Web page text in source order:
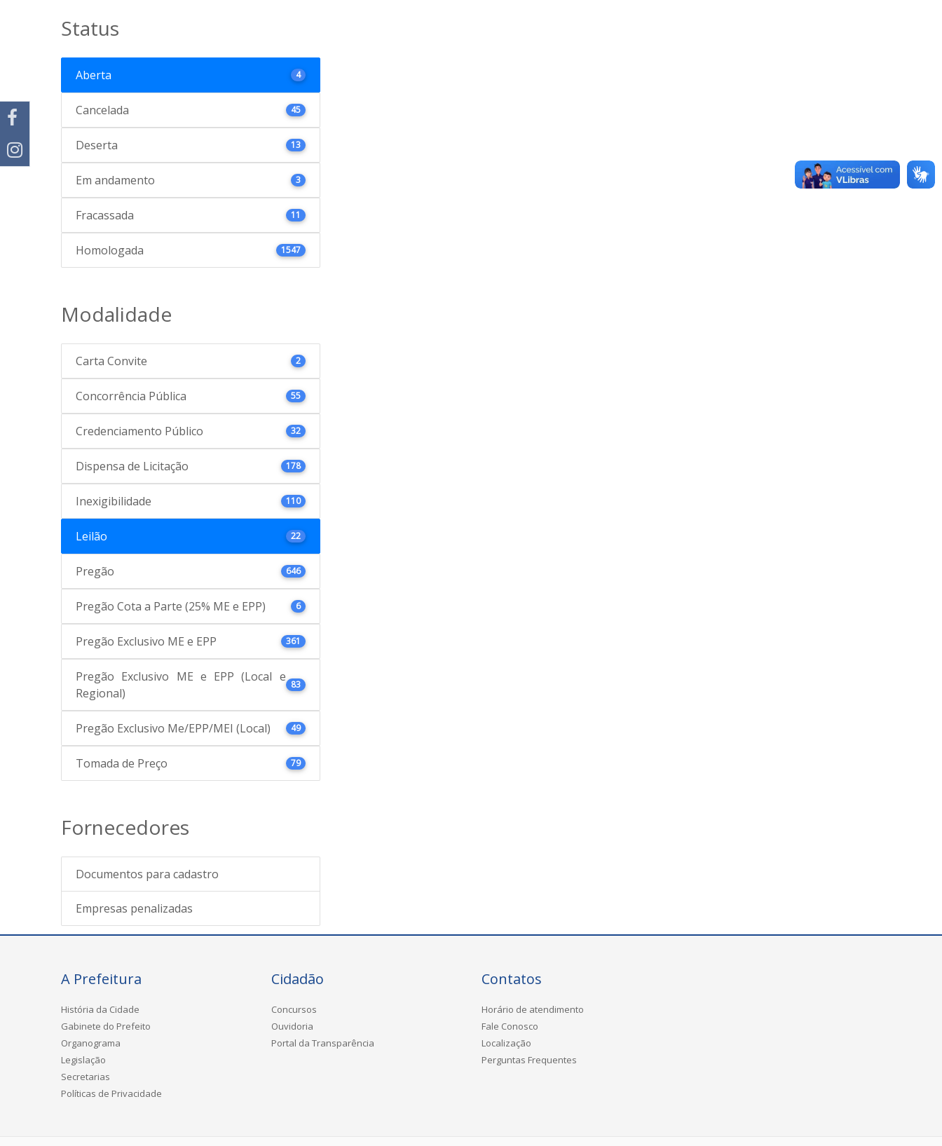
Status
Aberta 4
Cancelada 45
Deserta 13
Em andamento 3
Fracassada 11
Homologada 1547
Modalidade
Carta Convite 2
Concorrência Pública 55
Credenciamento Público 32
Dispensa de Licitação 178
Inexigibilidade 110
Leilão 22
Pregão 646
Pregão Cota a Parte (25% ME e EPP) 6
Pregão Exclusivo ME e EPP 361
Pregão Exclusivo ME e EPP (Local e
Regional)
83
Pregão Exclusivo Me/EPP/MEI (Local) 49
Tomada de Preço 79
Fornecedores
Documentos para cadastro
Empresas penalizadas
A Prefeitura
História da Cidade
Gabinete do Prefeito
Organograma
Legislação
Secretarias
Políticas de Privacidade
Cidadão
Concursos
Ouvidoria
Portal da Transparência
Contatos
Horário de atendimento
Fale Conosco
Localização
Perguntas Frequentes